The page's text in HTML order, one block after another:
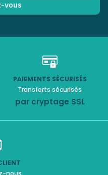
PAIEMENTS SÉCURISÉS
Transferts sécurisés
par cryptage SSL
nous